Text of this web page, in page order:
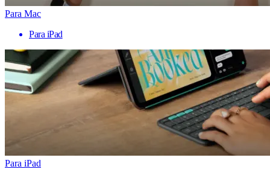
Para Mac
Para iPad
Para iPad